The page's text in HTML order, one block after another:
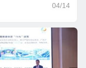
04/14